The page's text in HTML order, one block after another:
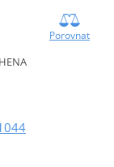
Porovnat